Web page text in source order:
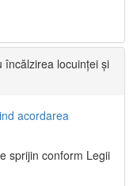
încălzirea locuinței și
acordarea
sprijin conform Legii